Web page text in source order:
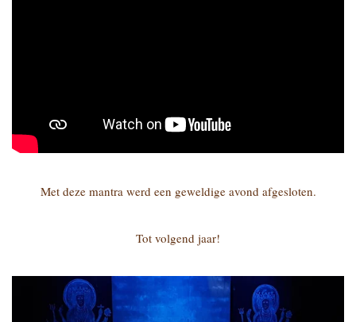
Met deze mantra werd een geweldige avond afgesloten.
Tot volgend jaar!